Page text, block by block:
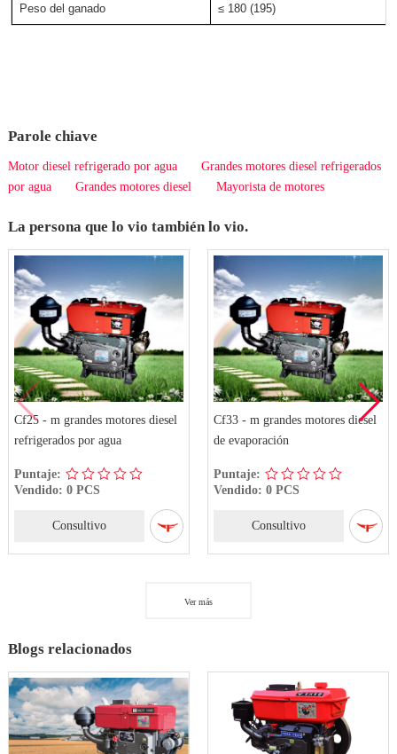
Peso del ganado ≤ 180 (195)
Parole chiave
Motor diesel refrigerado por agua
Grandes motores diesel refrigerados
por agua
Grandes motores diesel Mayorista de motores
La persona que lo vio también lo vio.
Cf25 - m grandes motores diesel
refrigerados por agua
Puntaje:
Vendido: 0 PCS
Consultivo
Cf33 - m grandes motores diesel
de evaporación
Puntaje:
Vendido: 0 PCS
Consultivo
Ver más
Blogs relacionados